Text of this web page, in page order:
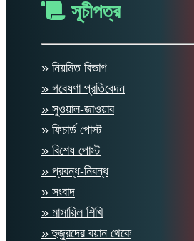
সূচীপত্র
» নিয়মিত বিভাগ
» গবেষণা প্রতিবেদন
» সুওয়াল-জাওয়াব
» ফিচার্ড পোস্ট
» বিশেষ পোস্ট
» প্রবন্ধ-নিবন্ধ
» সংবাদ
» মাসায়িল শিখি
» হুজুরদের বয়ান থেকে